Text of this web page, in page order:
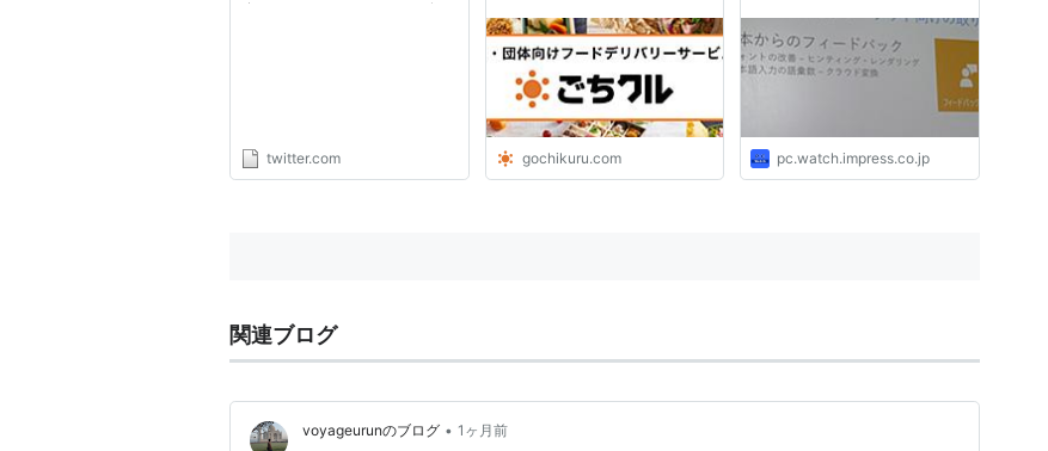
生してからでは対処ししよう
がないからだ。」とのこと。
twitter.com gochikuru.com pc.watch.impress.co.jp
関連ブログ
voyageurunのブログ • 1ヶ月前